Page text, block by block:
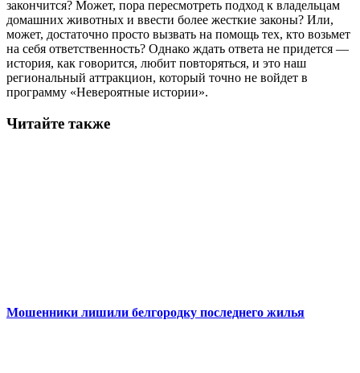
закончится? Может, пора пересмотреть подход к владельцам
домашних животных и ввести более жесткие законы? Или,
может, достаточно просто вызвать на помощь тех, кто возьмет
на себя ответственность? Однако ждать ответа не придется —
история, как говорится, любит повторяться, и это наш
региональный аттракцион, который точно не войдет в
программу «Невероятные истории».
Читайте также
Мошенники лишили белгородку последнего жилья